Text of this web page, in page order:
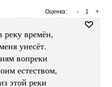
Оценка: +
1
-
реку времён,
унесёт.
вопреки
естеством,
этой реки